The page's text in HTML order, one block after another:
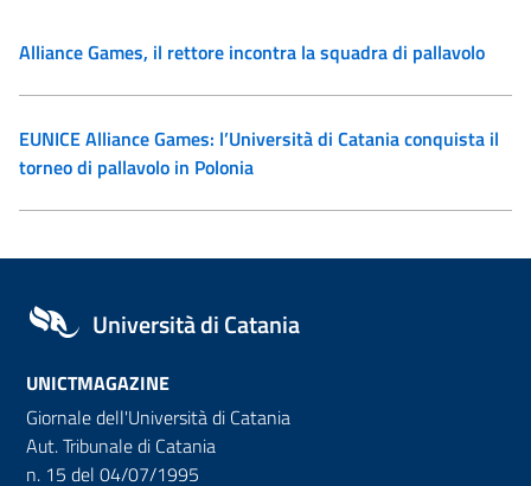
Alliance Games, il rettore incontra la squadra di pallavolo
EUNICE Alliance Games: l’Università di Catania conquista il
torneo di pallavolo in Polonia
Università di Catania
UNICTMAGAZINE
Giornale dell'Università di Catania
Aut. Tribunale di Catania
n. 15 del 04/07/1995